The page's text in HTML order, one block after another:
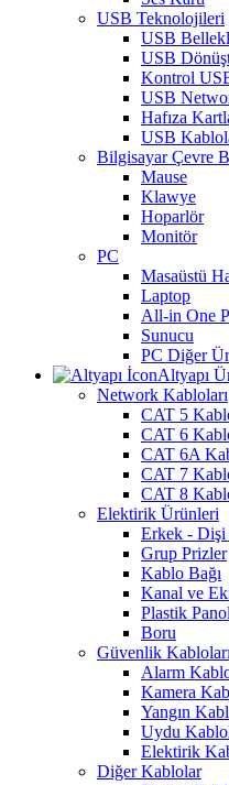
USB Teknolojileri
USB
USB
Kontrol
USB
Hafıza
USB
Bilgisayar Çevre
Mause
Klawye
Hoparlör
Monitör
PC
Masaüstü
Laptop
All-in One
Sunucu
PC Diğer
Altyapı
Network Kabloları
CAT 5
CAT 6
CAT 6A
CAT 7
CAT 8
Elektirik Ürünleri
Erkek - Dişi
Grup Prizler
Kablo Bağı
Kanal ve
Plastik
Boru
Güvenlik Kabloları
Alarm
Kamera
Yangın
Uydu
Elektirik
Diğer Kablolar